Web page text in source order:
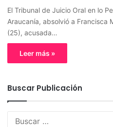
El Tribunal de Juicio Oral en lo
Araucanía, absolvió a Francisca
(25), acusada…
Leer más »
Buscar Publicación